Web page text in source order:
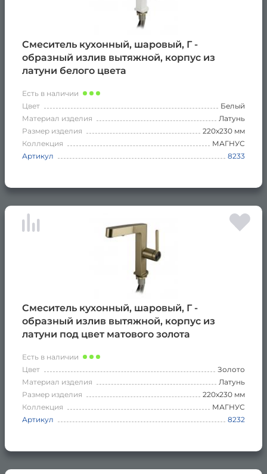
Смеситель кухонный, шаровый, Г -
образный излив вытяжной, корпус из
латуни белого цвета
Есть в наличии
Цвет
Белый
Материал изделия
Латунь
Размер изделия
220х230 мм
Коллекция
МАГНУС
Артикул
8233
Смеситель кухонный, шаровый, Г -
образный излив вытяжной, корпус из
латуни под цвет матового золота
Есть в наличии
Цвет
Золото
Материал изделия
Латунь
Размер изделия
220х230 мм
Коллекция
МАГНУС
Артикул
8232